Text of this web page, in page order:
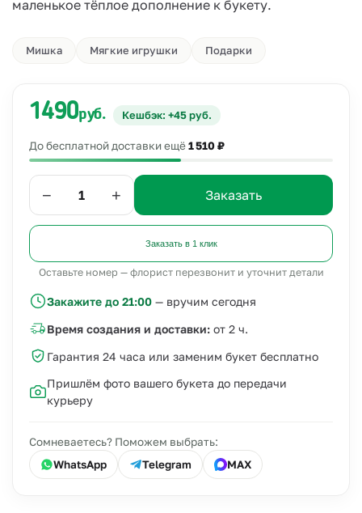
маленькое тёплое дополнение к букету.
Мишка Мягкие игрушки Подарки
1490руб. Кешбэк: +45 руб.
До бесплатной доставки ещё1 510 ₽
− + Заказать
Заказать в 1 клик
Оставьте номер — флорист перезвонит и уточнит детали
Закажите до 21:00 — вручим сегодня
Время создания и доставки: от 2 ч.
Гарантия 24 часа или заменим букет бесплатно
Пришлём фото вашего букета до передачи
курьеру
Сомневаетесь? Поможем выбрать:
WhatsApp
Telegram MAX